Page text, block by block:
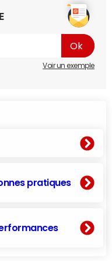
Voir un exemple
pratiques